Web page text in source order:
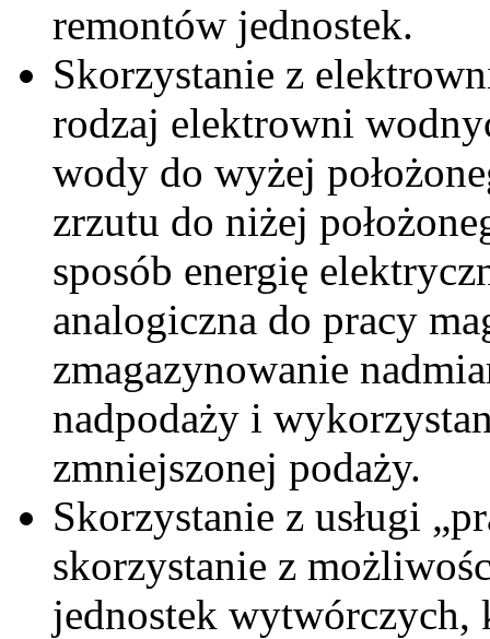
remontów jednostek.
Skorzystanie z
rodzaj elektrowni
wody do wyżej
zrzutu do niżej
sposób energię
analogiczna do pracy
zmagazynowanie
nadpodaży i
zmniejszonej podaży.
Skorzystanie z usługi
skorzystanie z
jednostek wytwórczych,